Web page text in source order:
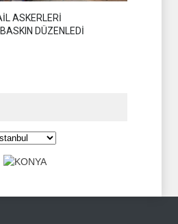
ASKERLERİ
DÜZENLEDİ